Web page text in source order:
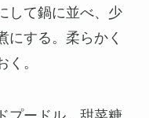
して鍋に並べ、少
にする。柔らかく
。